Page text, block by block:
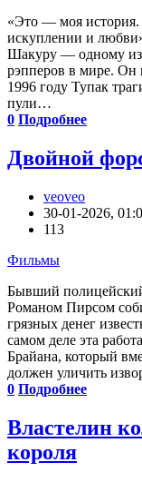
«Это — моя история.
искуплении и
Шакуру — одному из
рэпперов в мире. Он
1996 году Тупак
пули…
0 Подробнее
Двойной
veoveo
30-01-2026,
113
Фильмы
Бывший
Романом Пирсом
грязных денег
самом деле эта
Брайана, который
должен уличить
0 Подробнее
Властелин
короля